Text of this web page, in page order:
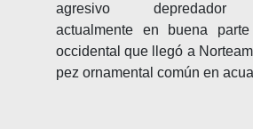
agresivo depredador
actualmente en buena
occidental que llegó a
pez ornamental común en